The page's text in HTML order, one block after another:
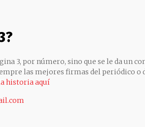
3, por número, sino que se le da un
las mejores firmas del periódico o
historia aquí